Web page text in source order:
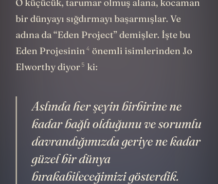
O küçücük, tarumar olmuş alana, kocaman
bir dünyayı sığdırmayı başarmışlar. Ve
adına da “Eden Project” demişler. İşte bu
Eden Projesinin 4önemli isimlerinden Jo
Aslında her şeyin birbirine ne
kadar bağlı olduğunu ve sorumlu
davrandığımızda geriye ne kadar
güzel bir dünya